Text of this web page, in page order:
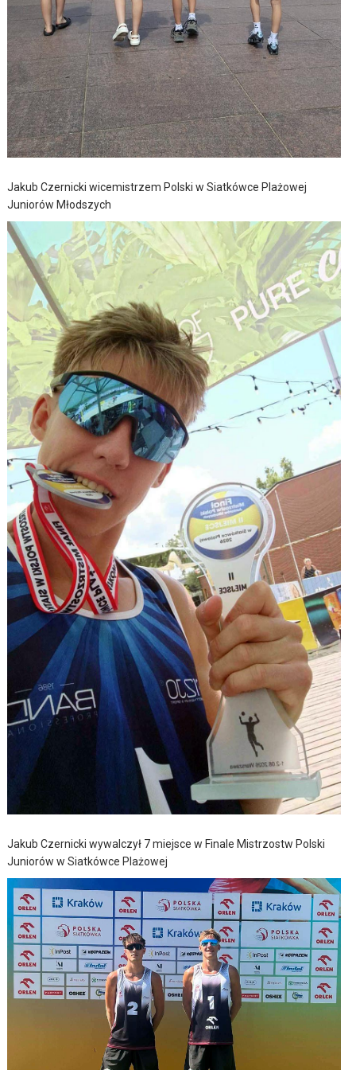
Jakub Czernicki wicemistrzem Polski w Siatkówce Plażowej
Juniorów Młodszych
Jakub Czernicki wywalczył 7 miejsce w Finale Mistrzostw Polski
Juniorów w Siatkówce Plażowej